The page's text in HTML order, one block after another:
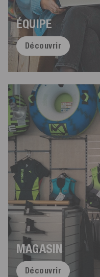
ÉQUIPE
Découvrir
MAGASIN
Découvrir